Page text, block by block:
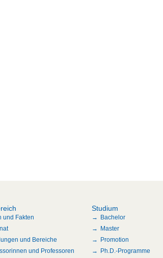
und Fakten
und Bereiche
und Professoren
Studium
Bachelor
Master
Promotion
Ph.D.-Programme